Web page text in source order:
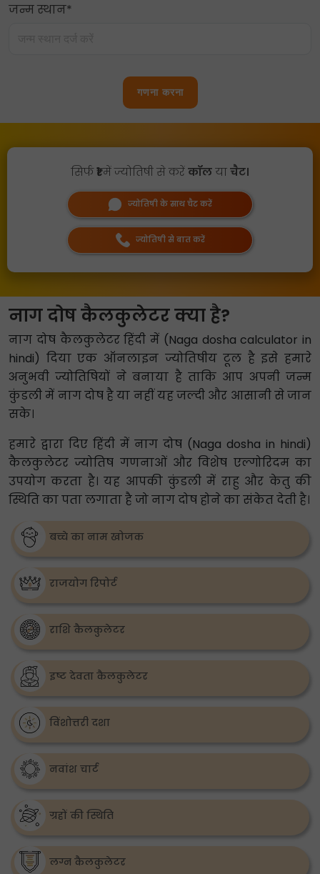
जन्म स्थान*
गणना करना
सिर्फ₹1में ज्योतिषी से करेंकॉलयाचैट।
ज्योतिषी के साथ चैट करें
ज्योतिषी से बात करें
नाग दोष कैलकुलेटर क्या है?
नाग दोष कैलकुलेटर हिंदी में (Naga dosha calculator in
hindi) दिया एक ऑनलाइन ज्योतिषीय टूल है इसे हमारे
अनुभवी ज्योतिषियों ने बनाया है ताकि आप अपनी जन्म
कुंडली में नाग दोष है या नहीं यह जल्दी और आसानी से जान
सके।
हमारे द्वारा दिए हिंदी में नाग दोष (Naga dosha in hindi)
कैलकुलेटर ज्योतिष गणनाओं और विशेष एल्गोरिदम का
उपयोग करता है। यह आपकी कुंडली में राहु और केतु की
स्थिति का पता लगाता है जो नाग दोष होने का संकेत देती है।
बच्चे का नाम खोजक
राजयोग रिपोर्ट
राशि कैलकुलेटर
इष्ट देवता कैलकुलेटर
विंशोत्तरी दशा
नवांश चार्ट
ग्रहों की स्थिति
लग्न कैलकुलेटर